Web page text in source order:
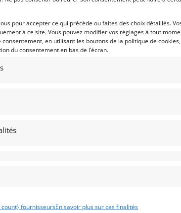
pour accepter ce qui précède ou faites des choix détaillés.
à ce site. Vous pouvez modifier vos réglages à tout
en utilisant les boutons de la politique de
du consentement en bas de l’écran.
fournisseursEn savoir plus sur ces finalités
Power
pole position.
24 Hour race !
twice !
Marino Franchetti, Kelly Collins,
Marque :